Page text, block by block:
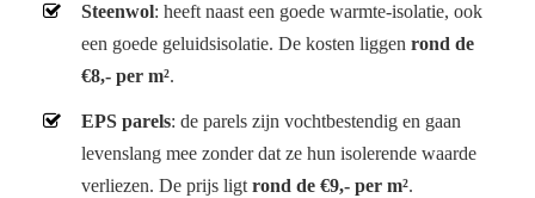
Steenwol: heeft naast een goede warmte-isolatie, ook
een goede geluidsisolatie. De kosten liggenrond de
€8,- per m².
EPS parels: de parels zijn vochtbestendig en gaan
levenslang mee zonder dat ze hun isolerende waarde
verliezen. De prijs ligtrond de €9,- per m².